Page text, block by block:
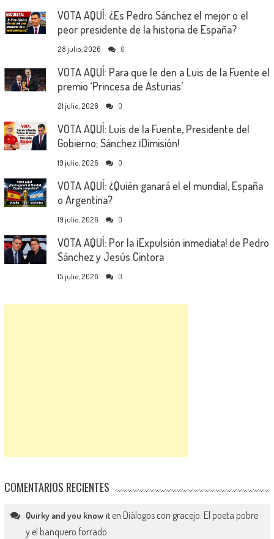
VOTA AQUÍ: ¿Es Pedro Sánchez el mejor o el
peor presidente de la historia de España?
28 julio, 2026 0
VOTA AQUÍ: Para que le den a Luis de la Fuente el
premio ‘Princesa de Asturias’
21 julio, 2026 0
VOTA AQUÍ: Luis de la Fuente, Presidente del
Gobierno; Sánchez ¡Dimisión!
19 julio, 2026 0
VOTA AQUÍ: ¿Quién ganará el el mundial, España
o Argentina?
19 julio, 2026 0
VOTA AQUÍ: Por la ¡Expulsión inmediata! de Pedro
Sánchez y Jesús Cintora
15 julio, 2026 0
COMENTARIOS RECIENTES
Quirky and you know iten Diálogos con gracejo: El poeta pobre
y el banquero forrado